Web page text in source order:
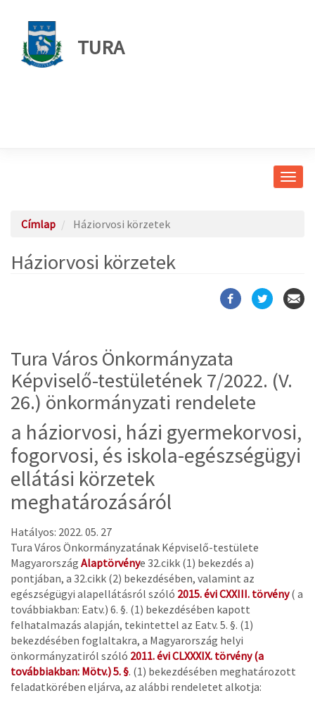
TURA
Címlap Háziorvosi körzetek
Háziorvosi körzetek
Tura Város Önkormányzata
Képviselő-testületének 7/2022. (V.
26.) önkormányzati rendelete
a háziorvosi, házi gyermekorvosi,
fogorvosi, és iskola-egészségügyi
ellátási körzetek
meghatározásáról
Hatályos: 2022. 05. 27
Tura Város Önkormányzatának Képviselő-testülete
Magyarország Alaptörvénye 32.cikk (1) bekezdés a)
pontjában, a 32.cikk (2) bekezdésében, valamint az
egészségügyi alapellátásról szóló 2015. évi CXXIII. törvény( a
továbbiakban: Eatv.) 6. §. (1) bekezdésében kapott
felhatalmazás alapján, tekintettel az Eatv. 5. §. (1)
bekezdésében foglaltakra, a Magyarország helyi
önkormányzatiról szóló 2011. évi CLXXXIX. törvény (a
továbbiakban: Mötv.) 5. §. (1) bekezdésében meghatározott
feladatkörében eljárva, az alábbi rendeletet alkotja: